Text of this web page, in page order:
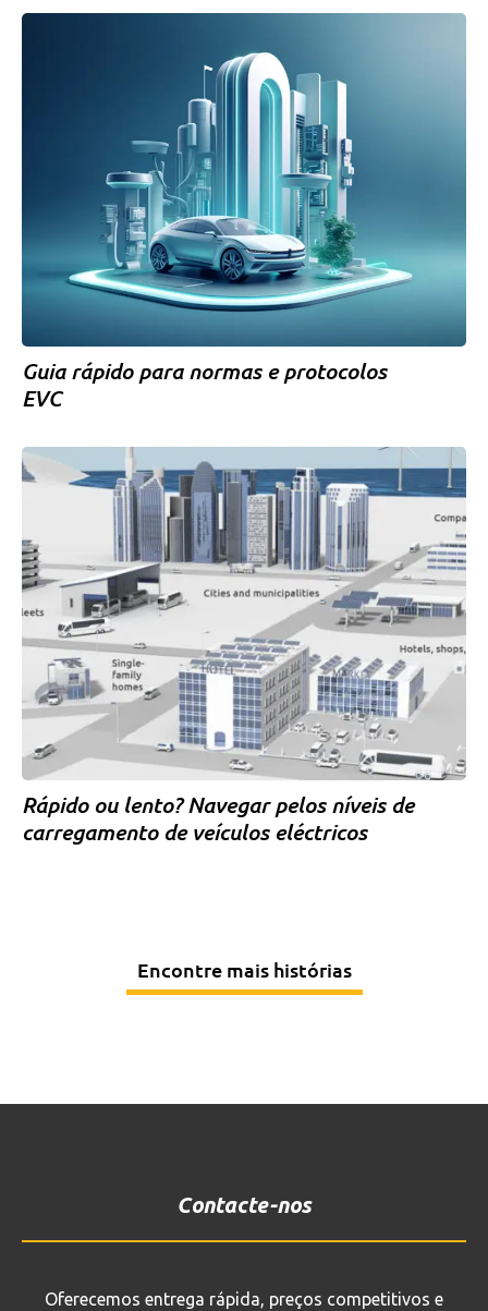
Guia rápido para normas e protocolos
EVC
Rápido ou lento? Navegar pelos níveis de
carregamento de veículos eléctricos
Encontre mais histórias
Contacte-nos
Oferecemos entrega rápida, preços competitivos e